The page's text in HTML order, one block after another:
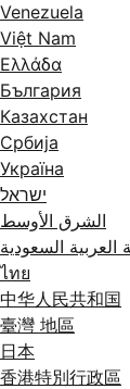
Venezuela
Việt Nam
Ελλάδα
България
Казахстан
Србија
Україна
ישראל
الشرق الأوسط
العربية السعودية
ไทย
中华人民共和国
臺灣 地區
日本
香港特別行政區